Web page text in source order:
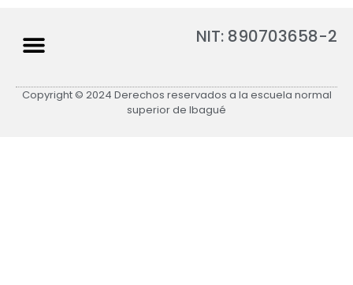
NIT: 890703658-2
Copyright © 2024 Derechos reservados a la escuela normal
superior de Ibagué